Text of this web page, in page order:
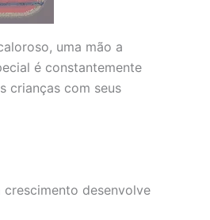
uma mão a
é constantemente
crianças com seus
crescimento desenvolve